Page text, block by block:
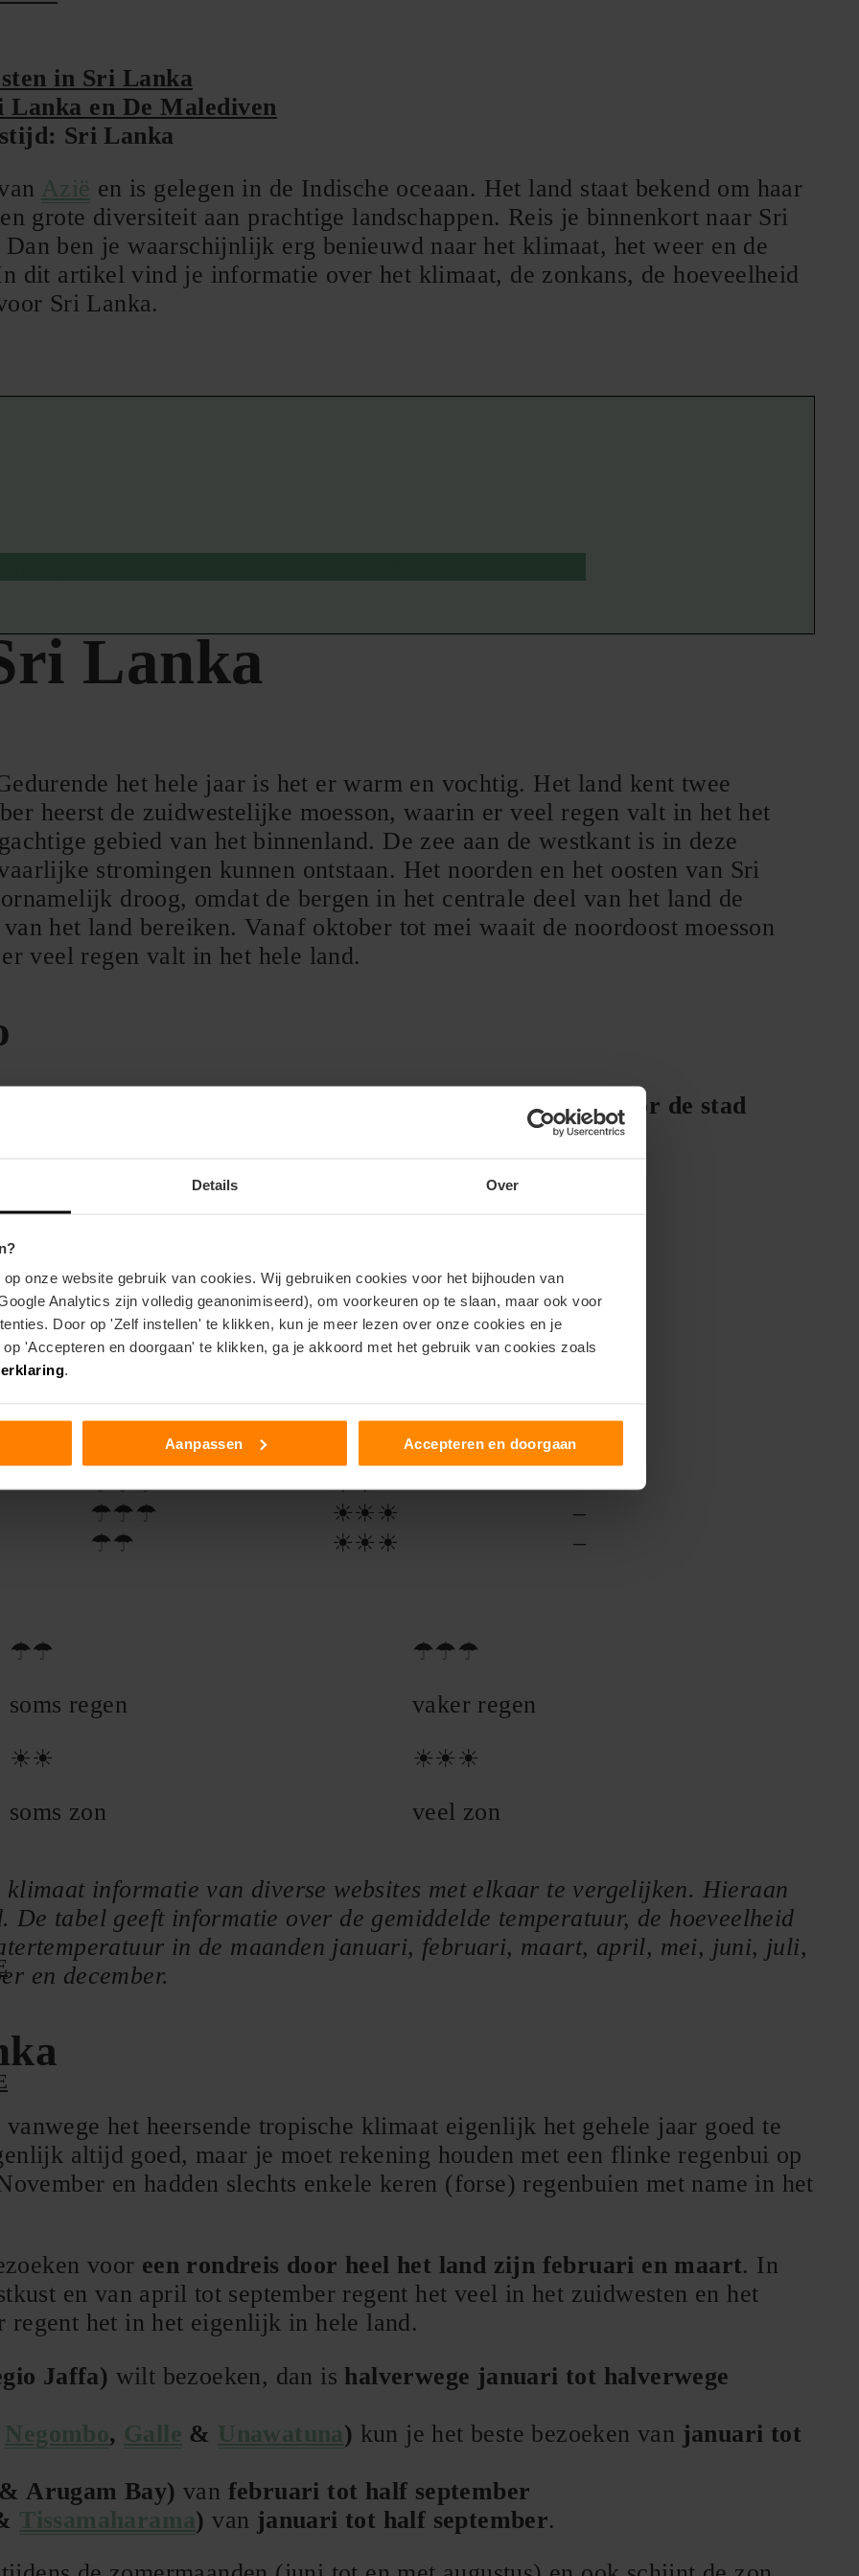
Details Over
onze website gebruik van cookies. Wij gebruiken cookies voor het bijhouden van
Analytics zijn volledig geanonimiseerd), om voorkeuren op te slaan, maar ook voor
Door op 'Zelf instellen' te klikken, kun je meer lezen over onze cookies en je
'Accepteren en doorgaan' te klikken, ga je akkoord met het gebruik van cookies zoals
.
Aanpassen Accepteren en doorgaan
Lanka
in Sri Lanka
en De Malediven
Sri Lanka
Azië en is gelegen in de Indische oceaan. Het land staat bekend om haar
grote diversiteit aan prachtige landschappen. Reis je binnenkort naar Sri
ben je waarschijnlijk erg benieuwd naar het klimaat, het weer en de
dit artikel vind je informatie over het klimaat, de zonkans, de hoeveelheid
Sri Lanka.
het hele jaar is het er warm en vochtig. Het land kent twee
heerst de zuidwestelijke moesson, waarin er veel regen valt in het het
gebied van het binnenland. De zee aan de westkant is in deze
stromingen kunnen ontstaan. Het noorden en het oosten van Sri
droog, omdat de bergen in het centrale deel van het land de
het land bereiken. Vanaf oktober tot mei waait de noordoost moesson
veel regen valt in het hele land.
verschillen per gebied. De onderstaande tabel geldt voor de stad
steden in het land.
☂ ☀☀☀
☂☂ ☀☀☀
–
☂☂☂ ☀☀
☂☂ ☀☀
–
–
☂☂☂ ☀☀
–
☂☂☂ ☀☀☀
–
☂☂ ☀☀☀
–
☂☂
soms regen
☂☂☂
vaker regen
☀☀
soms zon
☀☀☀
veel zon
informatie van diverse websites met elkaar te vergelijken. Hieraan
De tabel geeft informatie over de gemiddelde temperatuur, de hoeveelheid
in de maanden januari, februari, maart, april, mei, juni, juli,
en december.
het heersende tropische klimaat eigenlijk het gehele jaar goed te
altijd goed, maar je moet rekening houden met een flinke regenbui op
en hadden slechts enkele keren (forse) regenbuien met name in het
voor een rondreis door heel het land zijn februari en maart. In
en van april tot september regent het veel in het zuidwesten en het
regent het in het eigenlijk in hele land.
Jaffa) wilt bezoeken, dan is halverwege januari tot halverwege
Negombo, Galle & Unawatuna) kun je het beste bezoeken van januari tot
Arugam Bay)van februari tot half september
Tissamaharama) van januari tot half september.